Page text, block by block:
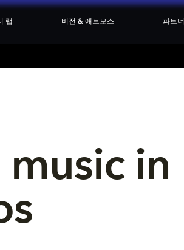
랩 비전 & 애트모스 파트너
in